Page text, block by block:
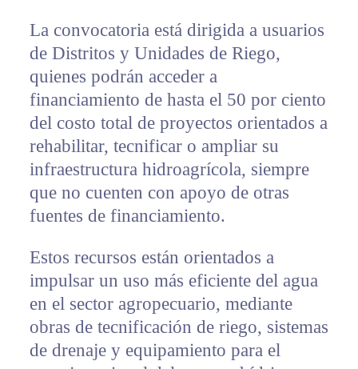
La convocatoria está dirigida a usuarios
de Distritos y Unidades de Riego,
quienes podrán acceder a
financiamiento de hasta el 50 por ciento
del costo total de proyectos orientados a
rehabilitar, tecnificar o ampliar su
infraestructura hidroagrícola, siempre
que no cuenten con apoyo de otras
fuentes de financiamiento.
Estos recursos están orientados a
impulsar un uso más eficiente del agua
en el sector agropecuario, mediante
obras de tecnificación de riego, sistemas
de drenaje y equipamiento para el